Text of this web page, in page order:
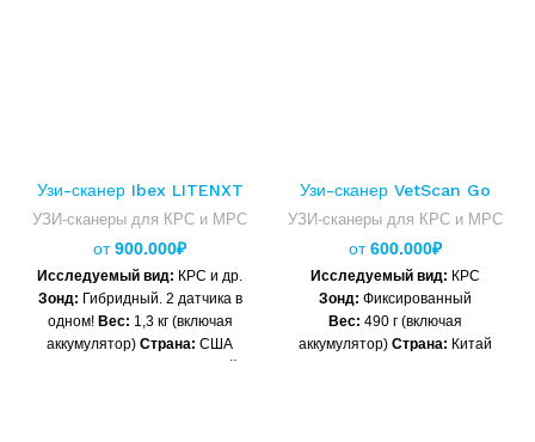
Узи-сканер Ibex LITENXT
УЗИ-сканеры для КРС и МРС
от900.000₽
Исследуемый вид: КРС и др.
Зонд: Гибридный. 2 датчика в
одном! Вес: 1,3 кг (включая
аккумулятор) Cтрана: США
Узи-сканер VetScan Go
УЗИ-сканеры для КРС и МРС
от600.000₽
Исследуемый вид: КРС
Зонд: Фиксированный
Вес: 490 г (включая
аккумулятор) Cтрана: Китай